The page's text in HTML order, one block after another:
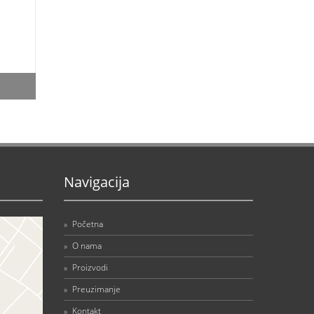
Navigacija
» Početna
» O nama
» Proizvodi
» Preuzimanje
» Kontakt